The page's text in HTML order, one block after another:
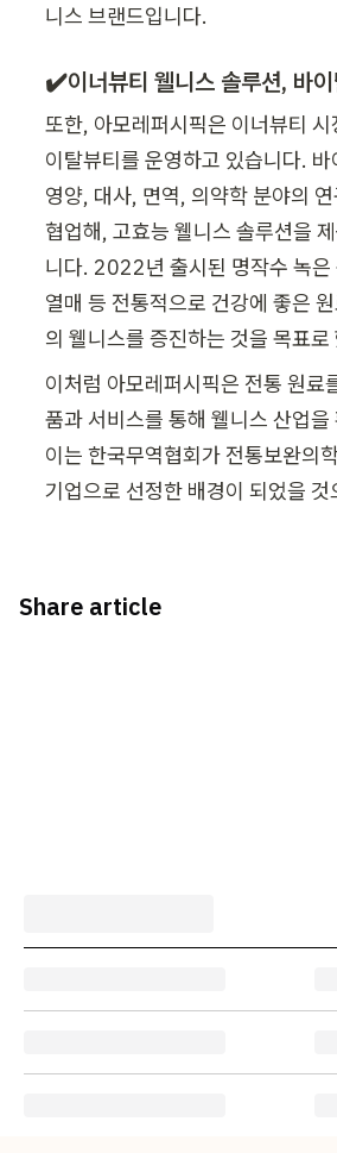
니스 브랜드입니다.
✔️이너뷰티 웰니스 솔루션, 바
또한, 아모레퍼시픽은 이너뷰티
이탈뷰티를 운영하고 있습니다.
영양, 대사, 면역, 의약학 분야의
협업해, 고효능 웰니스 솔루션을
니다. 2022년 출시된 명작수 녹은
열매 등 전통적으로 건강에 좋은
의 웰니스를 증진하는 것을 목표로
이처럼 아모레퍼시픽은 전통 원료
품과 서비스를 통해 웰니스 산업을
이는 한국무역협회가 전통보완의
기업으로 선정한 배경이 되었을 것
Share article